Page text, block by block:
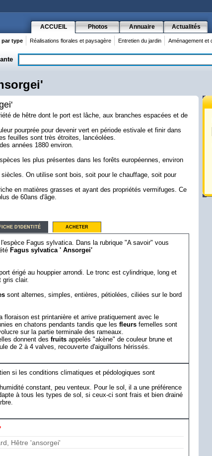
ACCUEIL Photos Annuaire Actualités
par type Réalisations florales et paysagère Entretien du jardin Aménagement et
de hêtre dont le port est lâche, aux branches espacées et de
pourprée pour devenir vert en période estivale et finir dans
feuilles sont très étroites, lancéolées.
années 1880 environ.
les plus présentes dans les forêts européennes, environ
On utilise sont bois, soit pour le chauffage, soit pour
en matières grasses et ayant des propriétés vermifuges. Ce
de 60ans d'âge.
FICHE D'IDENTITÉ ACHETER
Fagus sylvatica. Dans la rubrique "A savoir" vous
Fagus sylvatica ' Ansorgei'
érigé au houppier arrondi. Le tronc est cylindrique, long et
gris clair.
sont alternes, simples, entières, pétiolées, ciliées sur le bord
floraison est printanière et arrive pratiquement avec le
en chatons pendants tandis que les fleurs femelles sont
sur la partie terminale des rameaux.
donnent des fruits appelés "akène" de couleur brune et
de 2 à 4 valves, recouverte d'aiguillons hérissés.
si les conditions climatiques et pédologiques sont
constant, peu venteux. Pour le sol, il a une préférence
à tous les types de sol, si ceux-ci sont frais et bien drainé
Hêtre 'ansorgei'